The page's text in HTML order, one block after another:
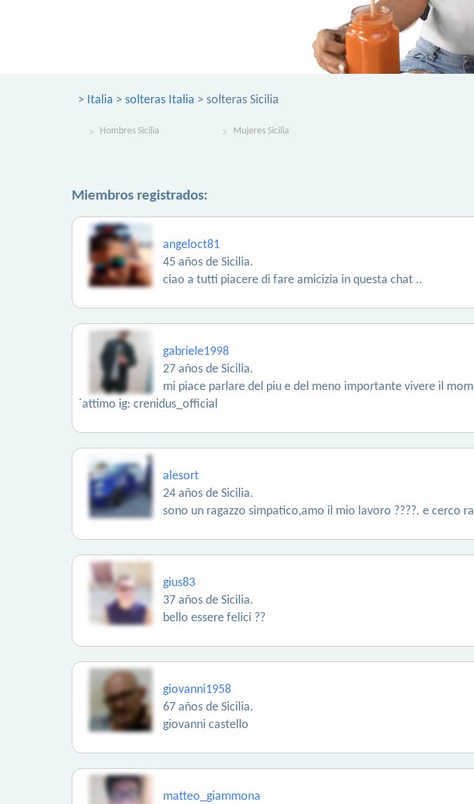
> Italia > solteras Italia > solteras Sicilia
Hombres Sicilia Mujeres Sicilia
Miembros registrados:
angeloct81
45 años de Sicilia.
ciao a tutti piacere di fare amicizia in questa chat ..
gabriele1998
27 años de Sicilia.
mi piace parlare del piu e del meno importante vivere il
´attimo ig: crenidus_official
alesort
24 años de Sicilia.
sono un ragazzo simpatico,amo il mio lavoro ????. e cerco
gius83
37 años de Sicilia.
bello essere felici ??
giovanni1958
67 años de Sicilia.
giovanni castello
matteo_giammona